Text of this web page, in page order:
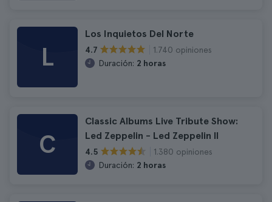
L
Los Inquietos Del Norte
4.7
1.740 opiniones
Duración: 2 horas
C
Classic Albums Live Tribute Show:
Led Zeppelin - Led Zeppelin II
4.5
1.380 opiniones
Duración: 2 horas